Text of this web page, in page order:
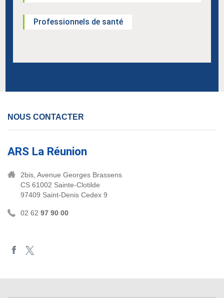
Professionnels de santé
NOUS CONTACTER
ARS La Réunion
2bis, Avenue Georges Brassens
CS 61002 Sainte-Clotilde
97409 Saint-Denis Cedex 9
02 62 97 90 00